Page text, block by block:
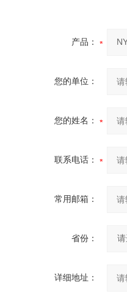
产品：
您的单位：
您的姓名：
联系电话：
常用邮箱：
省份：
详细地址：